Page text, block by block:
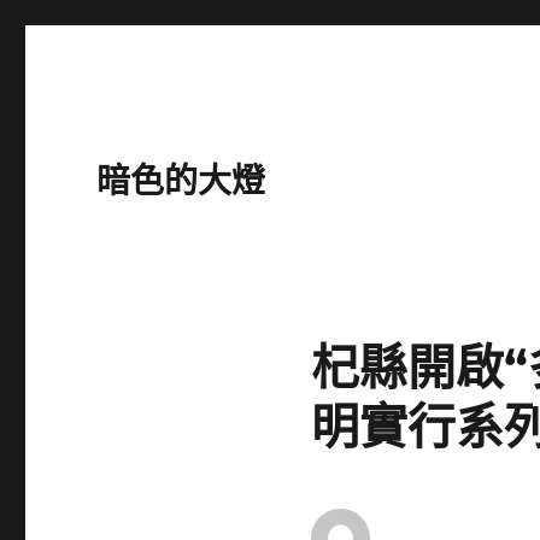
暗色的大燈
杞縣開啟“
明實行系